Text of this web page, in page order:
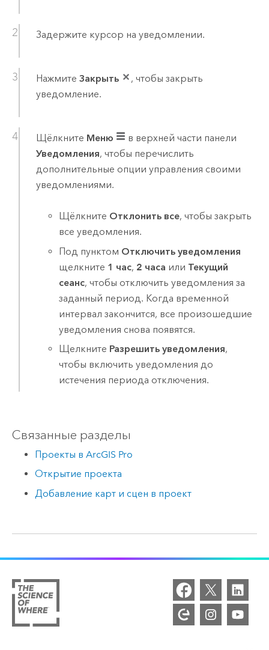
Задержите курсор на уведомлении.
Нажмите Закрыть
, чтобы закрыть
уведомление.
Щёлкните Меню
в верхней части панели
Уведомления, чтобы перечислить
дополнительные опции управления своими
уведомлениями.
Щёлкните Отклонить все, чтобы закрыть
все уведомления.
Под пунктом Отключить уведомления
щелкните 1 час, 2 часа или Текущий
сеанс, чтобы отключить уведомления за
заданный период. Когда временной
интервал закончится, все произошедшие
уведомления снова появятся.
Щелкните Разрешить уведомления,
чтобы включить уведомления до
истечения периода отключения.
Связанные разделы
Проекты в ArcGIS Pro
Открытие проекта
Добавление карт и сцен в проект